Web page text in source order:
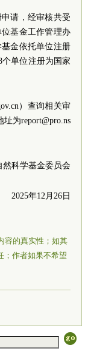
请，经审核共受
基金工作管理办
金依托单位注册
单位注册为国家
）查询相关审
为report@pro.ns
然科学基金委员会
2025年12月26日
容的真实性；如其
；作者如果不希望